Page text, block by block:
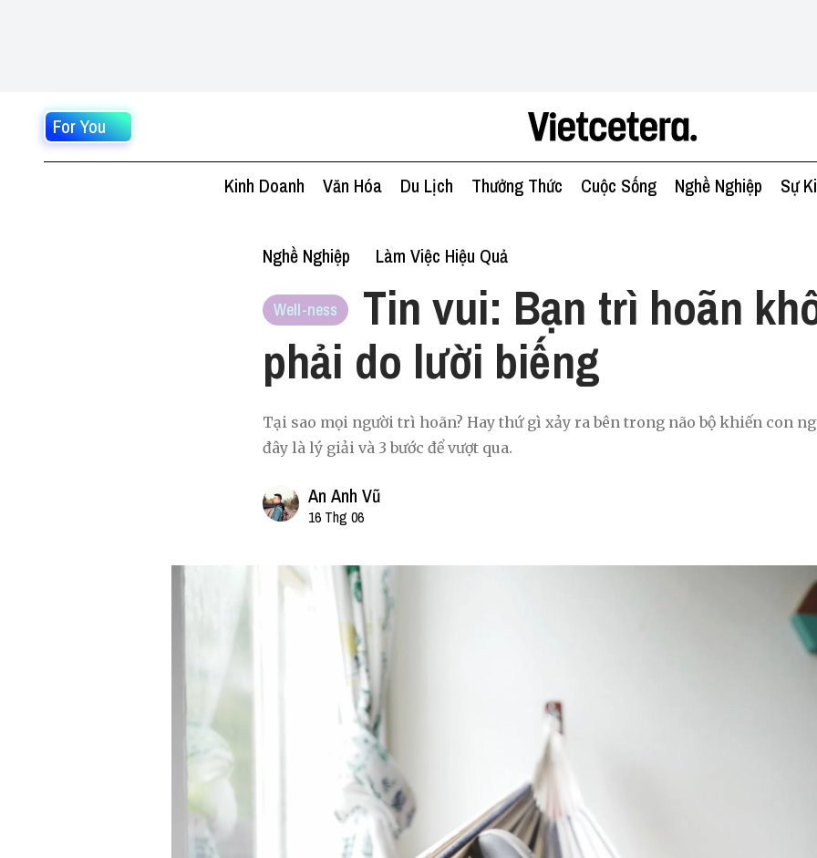
For You
Kinh Doanh Văn Hóa Du Lịch Thưởng Thức Cuộc Sống Nghề Nghiệp Sự
Nghề Nghiệp Làm Việc Hiệu Quả
Well-ness
Tin vui: Bạn trì hoãn
phải do lười biếng
Tại sao mọi người trì hoãn? Hay thứ gì xảy ra bên trong não bộ khiến con
đây là lý giải và 3 bước để vượt qua.
An Anh Vũ
16 Thg 06